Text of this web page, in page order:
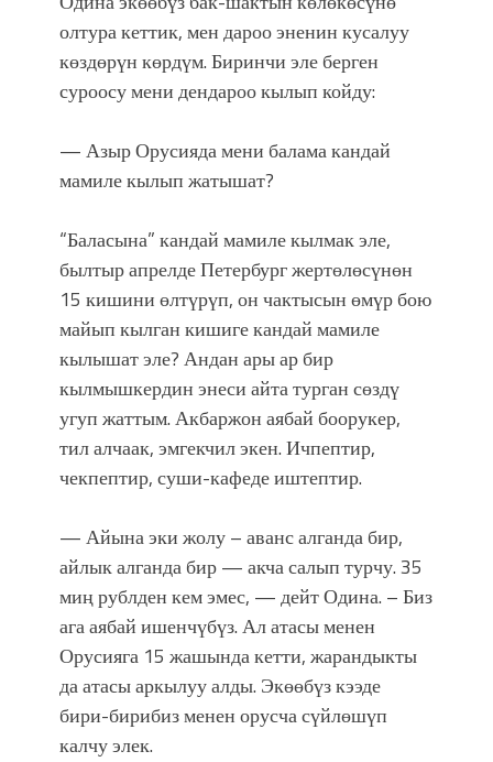
олтура кеттик, мен дароо эненин кусалуу
көздөрүн көрдүм. Биринчи эле берген
суроосу мени дендароо кылып койду:
— Азыр Орусияда мени балама кандай
мамиле кылып жатышат?
“Баласына” кандай мамиле кылмак эле,
былтыр апрелде Петербург жертөлөсүнөн
15 кишини өлтүрүп, он чактысын өмүр бою
майып кылган кишиге кандай мамиле
кылышат эле? Андан ары ар бир
кылмышкердин энеси айта турган сөздү
угуп жаттым. Акбаржон аябай боорукер,
тил алчаак, эмгекчил экен. Ичпептир,
чекпептир, суши-кафеде иштептир.
— Айына эки жолу – аванс алганда бир,
айлык алганда бир — акча салып турчу. 35
миң рублден кем эмес, — дейт Одина. – Биз
ага аябай ишенчүбүз. Ал атасы менен
Орусияга 15 жашында кетти, жарандыкты
да атасы аркылуу алды. Экөөбүз кээде
бири-бирибиз менен орусча сүйлөшүп
калчу элек.